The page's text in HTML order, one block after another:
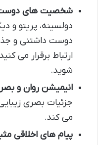
شخصیت های دوست
دولسینه، پریتو و
دوست داشتنی و
ارتباط برقرار می
شوید.
انیمیشن روان و
جزئیات بصری زیبایی
می کند.
پیام های اخلاقی